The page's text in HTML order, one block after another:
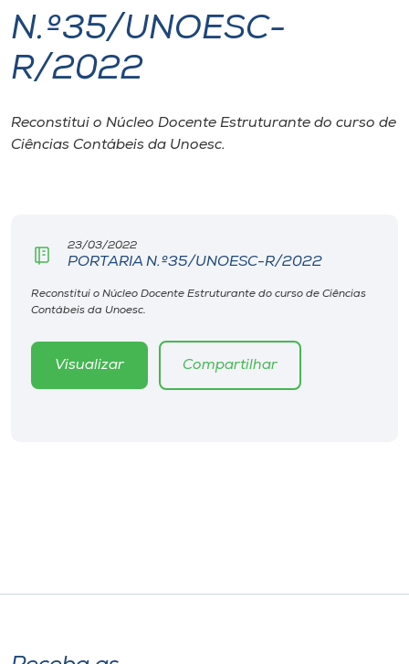
I.nova
Cultura
Biblioteca
Editora
Rádio
o idioma
N.º35/UNOESC-
R/2022
Reconstitui o Núcleo Docente Estruturante do curso de
Ciências Contábeis da Unoesc.
23/03/2022
PORTARIA N.º35/UNOESC-R/2022
Reconstitui o Núcleo Docente Estruturante do curso de Ciências
Contábeis da Unoesc.
Visualizar Compartilhar